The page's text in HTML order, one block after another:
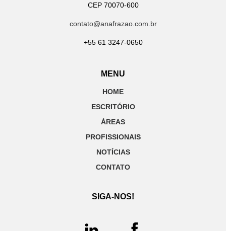
CEP 70070-600
contato@anafrazao.com.br
+55 61 3247-0650
MENU
HOME
ESCRITÓRIO
ÁREAS
PROFISSIONAIS
NOTÍCIAS
CONTATO
SIGA-NOS!